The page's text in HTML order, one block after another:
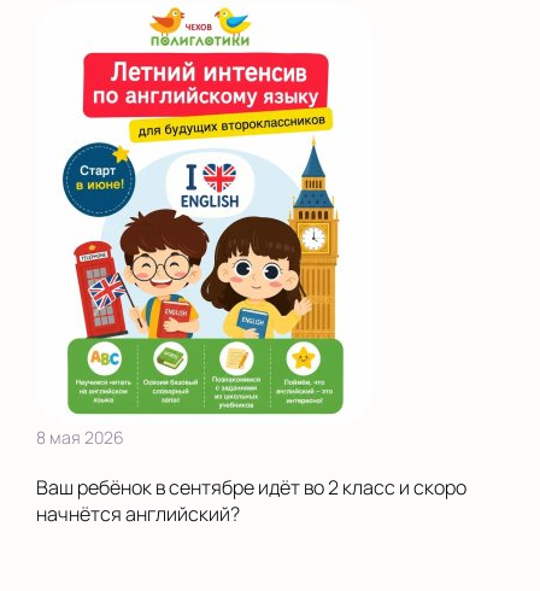
8 мая 2026
Ваш ребёнок в сентябре идёт во 2 класс и скоро
начнётся английский?